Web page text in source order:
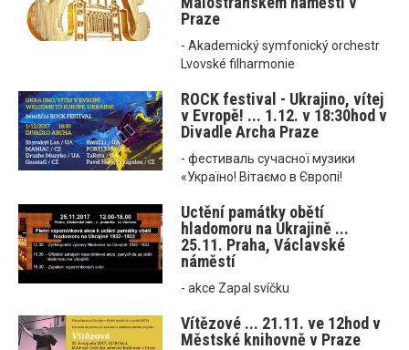
Praze
- Akademický symfonický orchestr
Lvovské filharmonie
ROCK festival - Ukrajino, vítej
v Evropě! ... 1.12. v 18:30hod v
Divadle Archa Praze
- фестиваль сучасної музики
«Україно! Вітаємо в Європі!
Uctění památky obětí
hladomoru na Ukrajině ...
25.11. Praha, Václavské
náměstí
- akce Zapal svíčku
Vítězové ... 21.11. ve 12hod v
Městské knihovně v Praze